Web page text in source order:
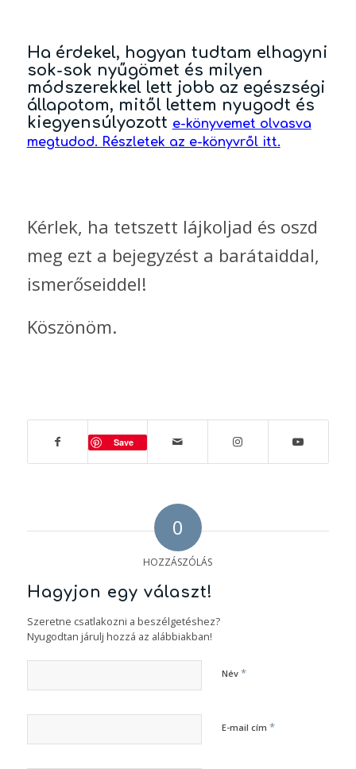
Ha érdekel, hogyan tudtam elhagyni
sok-sok nyűgömet és milyen
módszerekkel lett jobb az egészségi
állapotom, mitől lettem nyugodt és
kiegyensúlyozott e-könyvemet olvasva
megtudod. Részletek az e-könyvről itt.
Kérlek, ha tetszett lájkoljad és oszd
meg ezt a bejegyzést a barátaiddal,
ismerőseiddel!
Köszönöm.
Save
0
HOZZÁSZÓLÁS
Hagyjon egy választ!
Szeretne csatlakozni a beszélgetéshez?
Nyugodtan járulj hozzá az alábbiakban!
Név *
E-mail cím *